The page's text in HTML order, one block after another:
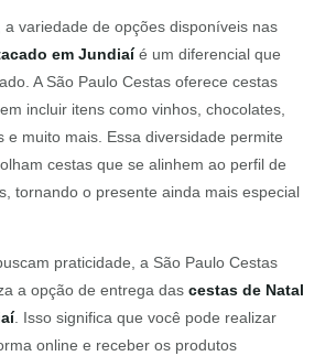
a variedade de opções disponíveis nas
em Jundiaíé um diferencial que
A São Paulo Cestas oferece cestas
incluir itens como vinhos, chocolates,
e muito mais. Essa diversidade permite
cestas que se alinhem ao perfil de
tornando o presente ainda mais especial
praticidade, a São Paulo Cestas
a opção de entrega dascestas de Natal
. Isso significa que você pode realizar
online e receber os produtos